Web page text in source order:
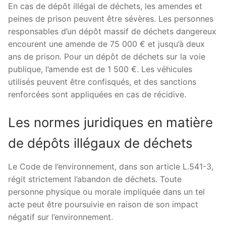
En cas de dépôt illégal de déchets, les amendes et
peines de prison peuvent être sévères. Les personnes
responsables d’un dépôt massif de déchets dangereux
encourent une amende de 75 000 € et jusqu’à deux
ans de prison. Pour un dépôt de déchets sur la voie
publique, l’amende est de 1 500 €. Les véhicules
utilisés peuvent être confisqués, et des sanctions
renforcées sont appliquées en cas de récidive.
Les normes juridiques en matière
de dépôts illégaux de déchets
Le Code de l’environnement, dans son article L.541-3,
régit strictement l’abandon de déchets. Toute
personne physique ou morale impliquée dans un tel
acte peut être poursuivie en raison de son impact
négatif sur l’environnement.